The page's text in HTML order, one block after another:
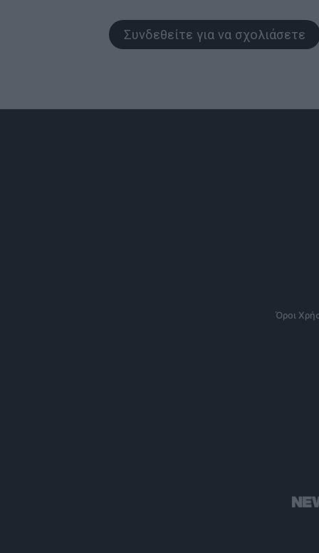
Συνδεθείτε για να σχολιάσετε
Όροι